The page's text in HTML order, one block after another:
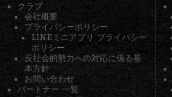
クラブ
会社概要
プライバシーポリシー
LINEミニアプリ プライバシー
ポリシー
反社会的勢力への対応に係る基
本方針
お問い合わせ
パートナー 一覧